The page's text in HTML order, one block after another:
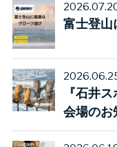
富士登山
『石井
会場のお